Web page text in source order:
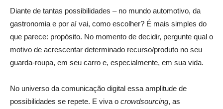
Diante de tantas possibilidades – no mundo automotivo, da
gastronomia e por aí vai, como escolher? É mais simples do
que parece: propósito. No momento de decidir, pergunte qual o
motivo de acrescentar determinado recurso/produto no seu
guarda-roupa, em seu carro e, especialmente, em sua vida.
No universo da comunicação digital essa amplitude de
possibilidades se repete. E viva o crowdsourcing, as